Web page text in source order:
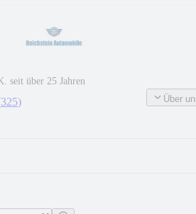
seit über 25 Jahren
325)
Über